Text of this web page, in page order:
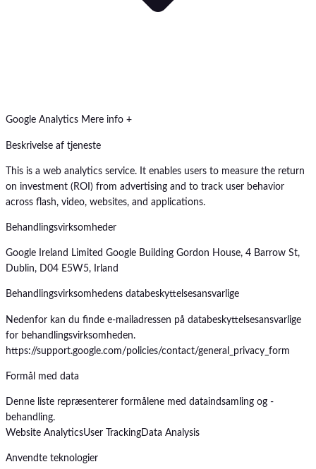
Google Analytics Mere info +
Beskrivelse af tjeneste
This is a web analytics service. It enables users to measure the return
on investment (ROI) from advertising and to track user behavior
across flash, video, websites, and applications.
Behandlingsvirksomheder
Google Ireland Limited Google Building Gordon House, 4 Barrow St,
Dublin, D04 E5W5, Irland
Behandlingsvirksomhedens databeskyttelsesansvarlige
Nedenfor kan du finde e-mailadressen på databeskyttelsesansvarlige
for behandlingsvirksomheden.
https://support.google.com/policies/contact/general_privacy_form
Formål med data
Denne liste repræsenterer formålene med dataindsamling og -
behandling.
Website AnalyticsUser TrackingData Analysis
Anvendte teknologier